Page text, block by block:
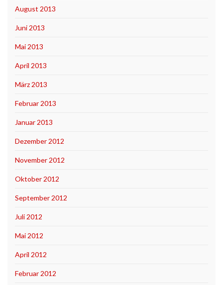
August 2013
Juni 2013
Mai 2013
April 2013
März 2013
Februar 2013
Januar 2013
Dezember 2012
November 2012
Oktober 2012
September 2012
Juli 2012
Mai 2012
April 2012
Februar 2012